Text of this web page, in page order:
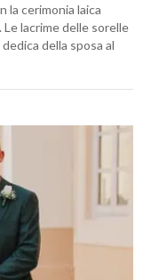
la cerimonia laica
Le lacrime delle sorelle
della sposa al